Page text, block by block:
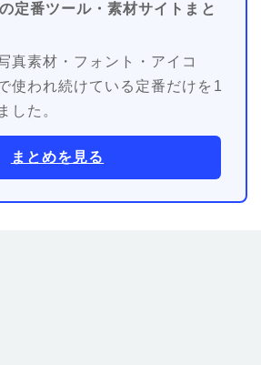
定番ツール・素材サイトまと
真素材・フォント・アイコ
使われ続けている定番だけを1
した。
まとめを見る